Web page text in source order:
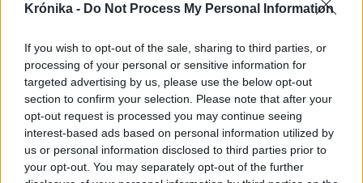
Krónika - Do Not Process My Personal Information
If you wish to opt-out of the sale, sharing to third parties, or
processing of your personal or sensitive information for
targeted advertising by us, please use the below opt-out
section to confirm your selection. Please note that after your
opt-out request is processed you may continue seeing
interest-based ads based on personal information utilized by
us or personal information disclosed to third parties prior to
your opt-out. You may separately opt-out of the further
2026. február 11., szerda
A pénzhiány miatt késhet egy
partiumi gyorsforgalmi út